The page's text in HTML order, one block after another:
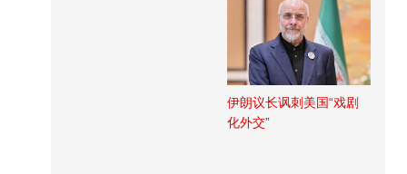
伊朗议长讽刺美国“戏剧
化外交”